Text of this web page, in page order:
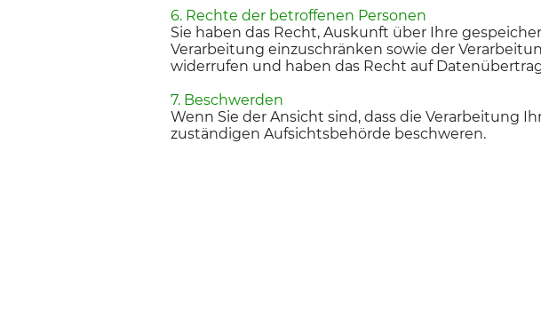
6. Rechte der betroffenen Personen
Sie haben das Recht, Auskunft über Ihre
Verarbeitung einzuschränken sowie der
widerrufen und haben das Recht auf
7. Beschwerden
Wenn Sie der Ansicht sind, dass die Verarbeitung
zuständigen Aufsichtsbehörde beschweren.